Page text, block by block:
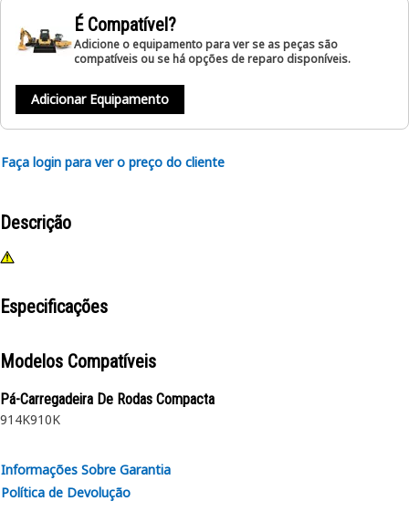
É Compatível?
Adicione o equipamento para ver se as peças são
compatíveis ou se há opções de reparo disponíveis.
Adicionar Equipamento
Faça login para ver o preço do cliente
Descrição
Especificações
Modelos Compatíveis
Pá-Carregadeira De Rodas Compacta
914K910K
Informações Sobre Garantia
Política de Devolução